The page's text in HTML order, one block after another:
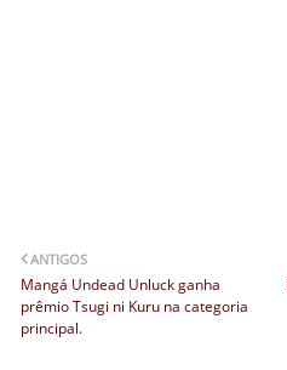
ANTIGOS
Mangá Undead Unluck ganha
prêmio Tsugi ni Kuru na categoria
principal.